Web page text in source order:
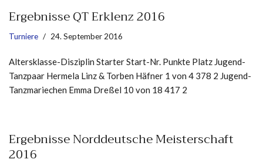
Ergebnisse QT Erklenz 2016
Turniere 24. September 2016
Altersklasse-Disziplin Starter Start-Nr. Punkte Platz Jugend-
Tanzpaar Hermela Linz & Torben Häfner 1 von 4 378 2 Jugend-
Tanzmariechen Emma Dreßel 10 von 18 417 2
Ergebnisse Norddeutsche Meisterschaft
2016